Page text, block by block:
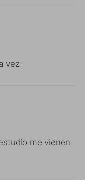
vez
me vienen